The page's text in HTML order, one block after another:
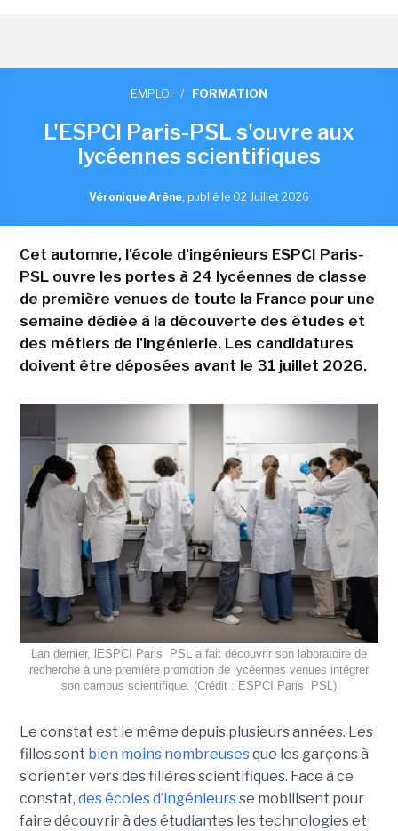
EMPLOI / FORMATION
L'ESPCI Paris-PSL s'ouvre aux
lycéennes scientifiques
Véronique Arène, publié le 02 Juillet 2026
Cet automne, l'école d'ingénieurs ESPCI Paris-
PSL ouvre les portes à 24 lycéennes de classe
de première venues de toute la France pour une
semaine dédiée à la découverte des études et
des métiers de l'ingénierie. Les candidatures
doivent être déposées avant le 31 juillet 2026.
Lan dernier, lESPCI Paris  PSL a fait découvrir son laboratoire de
recherche à une première promotion de lycéennes venues intégrer
son campus scientifique. (Crédit : ESPCI Paris  PSL)
Le constat est le même depuis plusieurs années. Les
filles sont bien moins nombreusesque les garçons à
s’orienter vers des filières scientifiques. Face à ce
constat, des écoles d’ingénieursse mobilisent pour
faire découvrir à des étudiantes les technologies et